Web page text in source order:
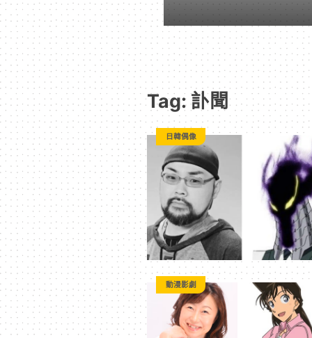
｜
動
漫
二
次
元
｜
3C
度公開
Tag: 訃聞
日韓偶像
動漫影劇